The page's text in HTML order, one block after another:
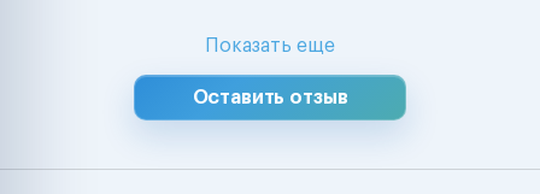
Показать еще
Оставить отзыв